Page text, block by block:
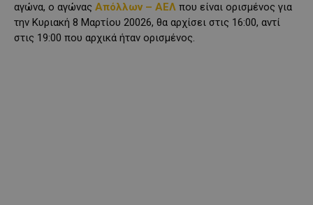
αγώνα, ο αγώνας Απόλλων – ΑΕΛ που είναι ορισμένος για
την Κυριακή 8 Μαρτίου 20026, θα αρχίσει στις 16:00, αντί
στις 19:00 που αρχικά ήταν ορισμένος.